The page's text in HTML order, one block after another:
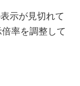
示が見切れて
率を調整して